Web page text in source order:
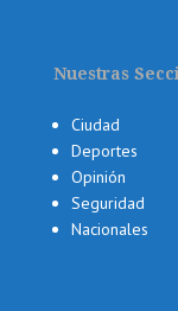
Nuestras
Ciudad
Deportes
Opinión
Seguridad
Nacionales